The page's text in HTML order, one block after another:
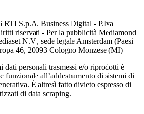
RTI S.p.A. Business Digital - P.Iva
riservati - Per la pubblicità Mediamond
N.V., sede legale Amsterdam (Paesi
46, 20093 Cologno Monzese (MI)
dati personali trasmessi e/o riprodotti è
funzionale all’addestramento di sistemi di
È altresì fatto divieto espresso di
di data scraping.